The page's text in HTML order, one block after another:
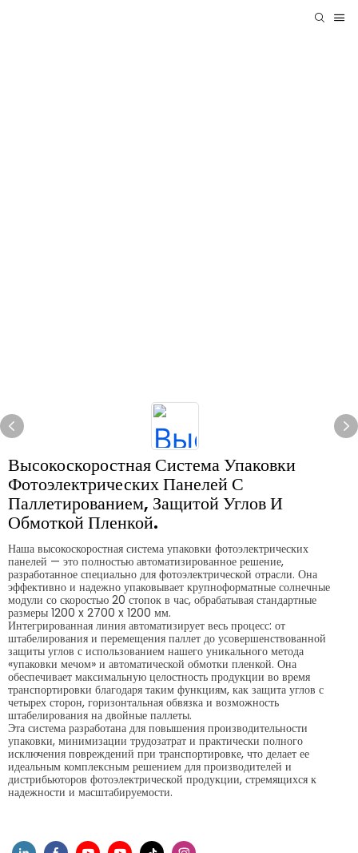
Высокоскоростная Система Упаковки
Фотоэлектрических Панелей С
Паллетированием, Защитой Углов И
Обмоткой Пленкой.
Наша высокоскоростная система упаковки фотоэлектрических
панелей — это полностью автоматизированное решение,
разработанное специально для фотоэлектрической отрасли. Она
эффективно и надежно упаковывает крупноформатные солнечные
модули со скоростью 20 стопок в час, обрабатывая стандартные
размеры 1200 x 2700 x 1200 мм.
Интегрированная линия автоматизирует весь процесс: от
штабелирования и перемещения паллет до усовершенствованной
защиты углов с использованием нашего уникального метода
«упаковки мечом» и автоматической обмотки пленкой. Она
обеспечивает максимальную целостность продукции во время
транспортировки благодаря таким функциям, как защита углов с
четырех сторон, горизонтальная обвязка и возможность
штабелирования на двойные паллеты.
Эта система разработана для повышения производительности
упаковки, минимизации трудозатрат и практически полного
исключения повреждений при транспортировке, что делает ее
идеальным комплексным решением для производителей и
дистрибьюторов фотоэлектрической продукции, стремящихся к
надежности и масштабируемости.